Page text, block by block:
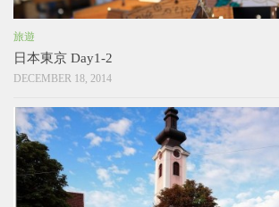
旅遊
日本東京 Day1-2
DECEMBER 18, 2014